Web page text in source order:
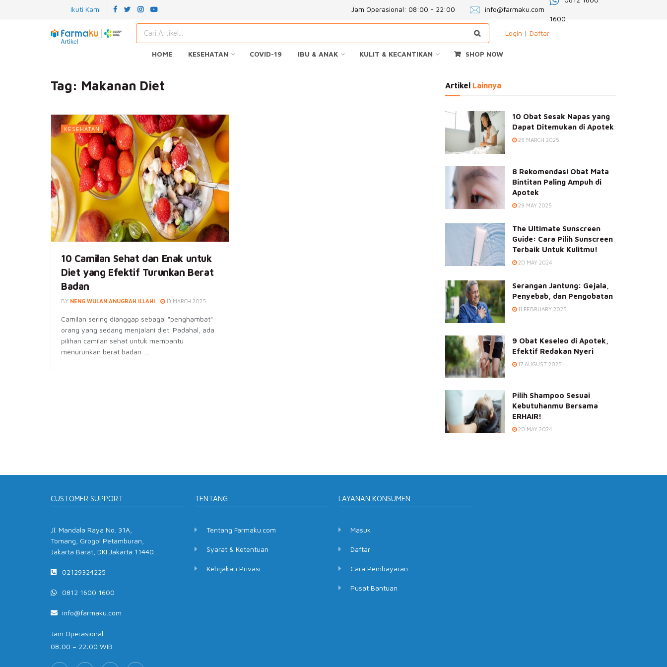
Ikuti Kami Jam Operasional: 08:00 - 22:00 info@farmaku.com
1600
Login | Daftar
HOME KESEHATAN COVID-19 IBU & ANAK KULIT & KECANTIKAN SHOP NOW
Tag: Makanan Diet
KESEHATAN
10 Camilan Sehat dan Enak untuk
Diet yang Efektif Turunkan Berat
Badan
BY NENG WULAN ANUGRAH ILLAHI 13 MARCH 2025
Camilan sering dianggap sebagai "penghambat"
orang yang sedang menjalani diet. Padahal, ada
pilihan camilan sehat untuk membantu
menurunkan berat badan. ...
Artikel Lainnya
10 Obat Sesak Napas yang
Dapat Ditemukan di Apotek
26 MARCH 2025
8 Rekomendasi Obat Mata
Bintitan Paling Ampuh di
Apotek
29 MAY 2025
The Ultimate Sunscreen
Guide: Cara Pilih Sunscreen
Terbaik Untuk Kulitmu!
20 MAY 2024
Serangan Jantung: Gejala,
Penyebab, dan Pengobatan
11 FEBRUARY 2025
9 Obat Keseleo di Apotek,
Efektif Redakan Nyeri
17 AUGUST 2025
Pilih Shampoo Sesuai
Kebutuhanmu Bersama
ERHAIR!
20 MAY 2024
CUSTOMER SUPPORT
Jl. Mandala Raya No. 31A,
Tomang, Grogol Petamburan,
Jakarta Barat, DKI Jakarta 11440.
02129324225
0812 1600 1600
info@farmaku.com
Jam Operasional
08:00 – 22:00 WIB
TENTANG
Tentang Farmaku.com
Syarat & Ketentuan
Kebijakan Privasi
LAYANAN KONSUMEN
Masuk
Daftar
Cara Pembayaran
Pusat Bantuan